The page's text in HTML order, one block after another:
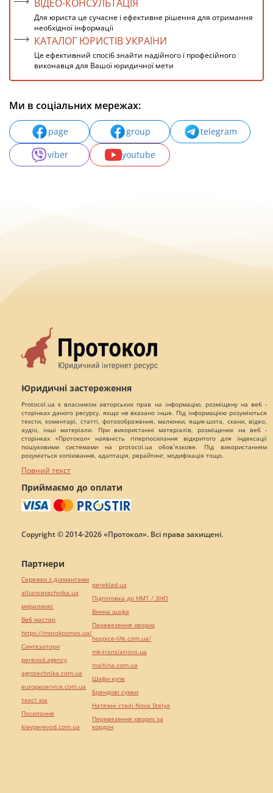
ВІДЕО-КОНСУЛЬТАЦІЯ
Для юриста це сучасне і ефективне рішення для отримання
необхідної інформації
КАТАЛОГ ЮРИСТІВ УКРАЇНИ
Це ефективний спосіб знайти надійного і професійного
виконавця для Вашої юридичної мети
Ми в соціальних мережах:
page group
telegram
viber
youtube
Юридичні застереження
Protocol.ua є власником авторських прав на інформацію, розміщену на веб -
сторінках даного ресурсу, якщо не вказано інше. Під інформацією розуміються
тексти, коментарі, статті, фотозображення, малюнки, ящик-шота, скани, відео,
аудіо, інші матеріали. При використанні матеріалів, розміщених на веб -
сторінках «Протокол» наявність гіперпосилання відкритого для індексації
пошуковими системами на protocol.ua обов`язкове. Під використанням
розуміється копіювання, адаптація, рерайтинг, модифікація тощо.
Повний текст
Приймаємо до оплати
Copyright © 2014-2026 «Протокол». Всі права захищені.
Партнери
Сережки з діамантами
alliancetechnika.ua
миралинкс
Веб мастер
https://motokosmos.ua/
Синтезатори
perevod.agency
agrotechnika.com.ua
europeservice.com.ua
текст юа
Посилання
kievperevod.com.ua
pereklad.ua
Підготовка до НМТ / ЗНО
Винна шафа
Перевезення хворих
hospice-life.com.ua/
mk-translations.ua
maltina.com.ua
Шафи купе
Брендові сумки
Натяжні стелі Nova Stelya
Перевезення хворих за
кордон